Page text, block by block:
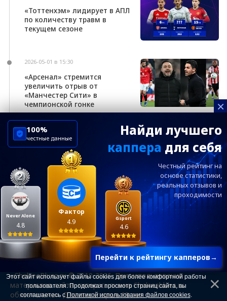
«Тоттенхэм» лидирует в АПЛ
по количеству травм в
текущем сезоне
2026-05-01 в 15:30
«Арсенал» стремится
увеличить отрыв от
«Манчестер Сити» в
чемпионской гонке
×
Найди лучшего
каппера для себя
Честный рейтинг на
основе статистики,
реальныхотзывов и
проходимости
Перейти к рейтингу капперов→
Фактор
4.9
Never Alone
4.8
Gsport
4.6
100%
честные данные
ChelseaBluesRu
ФК Челси
Посетителям
Информация
Ежевечерний дайджест главных новостей от
редакции ChelseaBlues.ru — подписывайтесь!
«ChelseaBlues.ru © 2010-2026. При использовании
материалов сайта, гиперссылка на Chelseablues.ru
обязательна». Для лиц старше 18 лет.
Этот сайт использует файлы cookies для более комфортной работы
пользователя. Продолжая просмотр страниц сайта, вы
соглашаетесь сПолитикой использования файлов cookies.